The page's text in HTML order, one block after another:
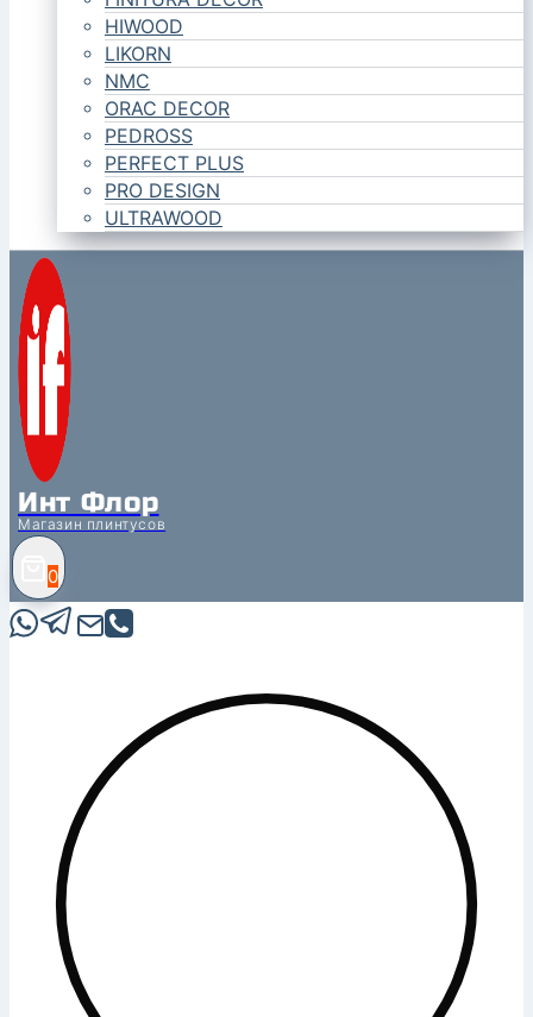
HIWOOD
LIKORN
NMC
ORAC DECOR
PEDROSS
PERFECT PLUS
PRO DESIGN
ULTRAWOOD
Инт Флор
Магазин плинтусов
0